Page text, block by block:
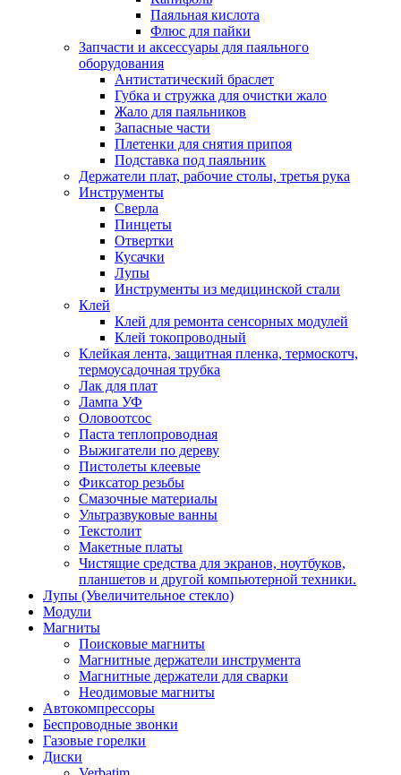
Паяльная кислота
Флюс для пайки
Запчасти и аксессуары для паяльного
оборудования
Антистатический браслет
Губка и стружка для очистки жало
Жало для паяльников
Запасные части
Плетенки для снятия припоя
Подставка под паяльник
Держатели плат, рабочие столы, третья рука
Инструменты
Сверла
Пинцеты
Отвертки
Кусачки
Лупы
Инструменты из медицинской стали
Клей
Клей для ремонта сенсорных модулей
Клей токопроводный
Клейкая лента, защитная пленка, термоскотч,
термоусадочная трубка
Лак для плат
Лампа УФ
Оловоотсос
Паста теплопроводная
Выжигатели по дереву
Пистолеты клеевые
Фиксатор резьбы
Смазочные материалы
Ультразвуковые ванны
Текстолит
Макетные платы
Чистящие средства для экранов, ноутбуков,
планшетов и другой компьютерной техники.
Лупы (Увеличительное стекло)
Модули
Магниты
Поисковые магниты
Магнитные держатели инструмента
Магнитные держатели для сварки
Неодимовые магниты
Автокомпрессоры
Беспроводные звонки
Газовые горелки
Диски